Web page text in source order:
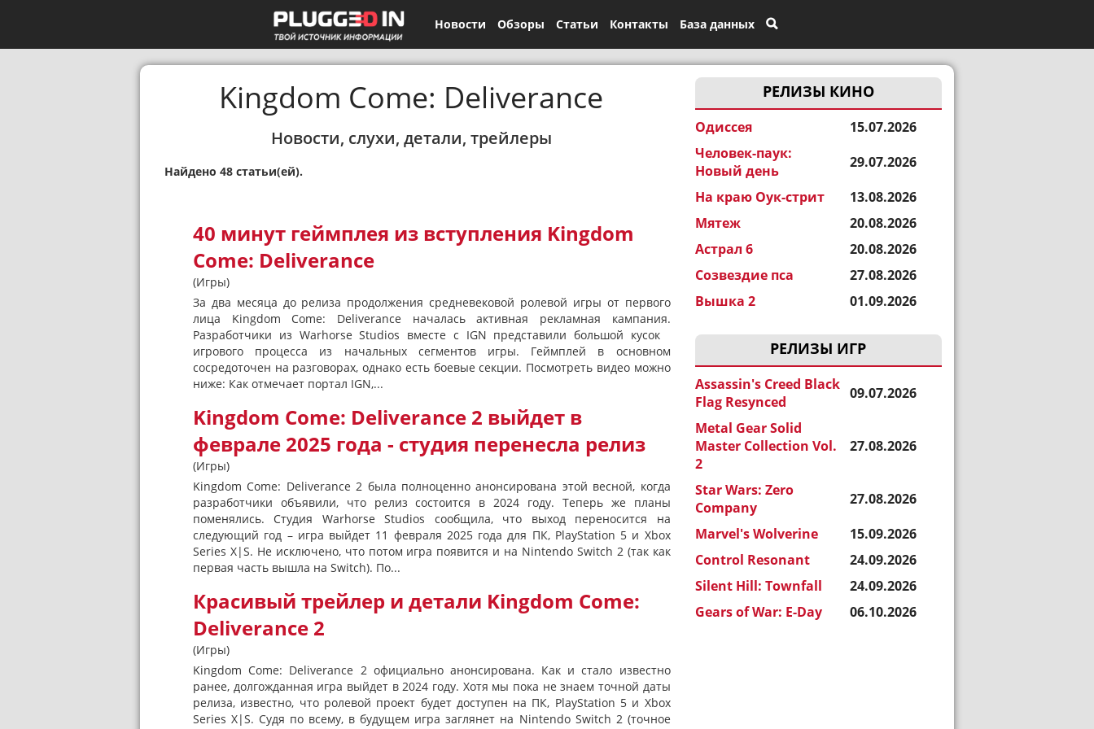
Новости Обзоры Статьи Контакты База данных
РЕЛИЗЫ КИНО
Одиссея
15.07.2026
Человек-паук:
Новый день
29.07.2026
На краю Оук-стрит
13.08.2026
Мятеж
20.08.2026
Астрал 6
20.08.2026
Созвездие пса
27.08.2026
Вышка 2
01.09.2026
РЕЛИЗЫ ИГР
Assassin's Creed Black
Flag Resynced
09.07.2026
Metal Gear Solid
Master Collection Vol.
2
27.08.2026
Star Wars: Zero
Company
27.08.2026
Marvel's Wolverine
15.09.2026
Control Resonant
24.09.2026
Silent Hill: Townfall
24.09.2026
Gears of War: E-Day
06.10.2026
Kingdom Come: Deliverance
Новости, слухи, детали, трейлеры
Найдено 48 статьи(ей).
40 минут геймплея из вступления Kingdom
Come: Deliverance
(Игры)
За два месяца до релиза продолжения средневековой ролевой игры от первого
лица Kingdom Come: Deliverance началась активная рекламная кампания.
Разработчики из Warhorse Studios вместе с IGN представили большой кусок
игрового процесса из начальных сегментов игры. Геймплей в основном
сосредоточен на разговорах, однако есть боевые секции. Посмотреть видео можно
ниже: Как отмечает портал IGN,...
Kingdom Come: Deliverance 2 выйдет в
феврале 2025 года - студия перенесла релиз
(Игры)
Kingdom Come: Deliverance 2 была полноценно анонсирована этой весной, когда
разработчики объявили, что релиз состоится в 2024 году. Теперь же планы
поменялись. Студия Warhorse Studios сообщила, что выход переносится на
следующий год – игра выйдет 11 февраля 2025 года для ПК, PlayStation 5 и Xbox
Series X|S. Не исключено, что потом игра появится и на Nintendo Switch 2 (так как
первая часть вышла на Switch). По...
Красивый трейлер и детали Kingdom Come:
Deliverance 2
(Игры)
Kingdom Come: Deliverance 2 официально анонсирована. Как и стало известно
ранее, долгожданная игра выйдет в 2024 году. Хотя мы пока не знаем точной даты
релиза, известно, что ролевой проект будет доступен на ПК, PlayStation 5 и Xbox
Series X|S. Судя по всему, в будущем игра заглянет на Nintendo Switch 2 (точное